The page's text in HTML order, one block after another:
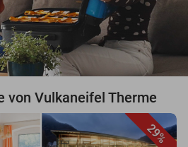
von Vulkaneifel Therme
29%